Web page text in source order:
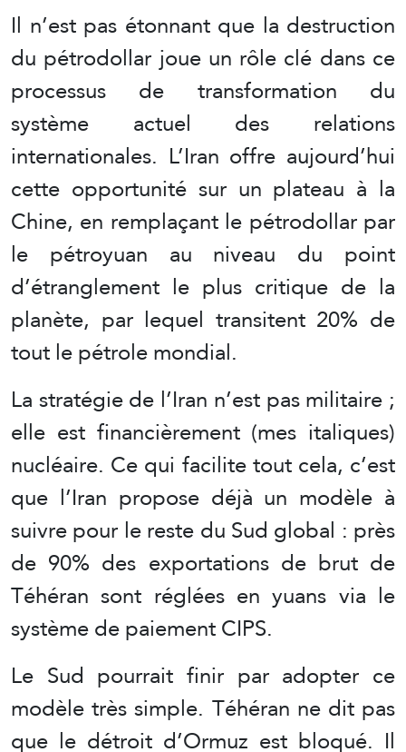
Il n’est pas étonnant que la destruction
du pétrodollar joue un rôle clé dans ce
processus de transformation du
système actuel des relations
internationales. L’Iran offre aujourd’hui
cette opportunité sur un plateau à la
Chine, en remplaçant le pétrodollar par
le pétroyuan au niveau du point
d’étranglement le plus critique de la
planète, par lequel transitent 20% de
tout le pétrole mondial.
La stratégie de l’Iran n’est pas militaire ;
elle est financièrement (mes italiques)
nucléaire. Ce qui facilite tout cela, c’est
que l’Iran propose déjà un modèle à
suivre pour le reste du Sud global : près
de 90% des exportations de brut de
Téhéran sont réglées en yuans via le
système de paiement CIPS.
Le Sud pourrait finir par adopter ce
modèle très simple. Téhéran ne dit pas
que le détroit d’Ormuz est bloqué. Il